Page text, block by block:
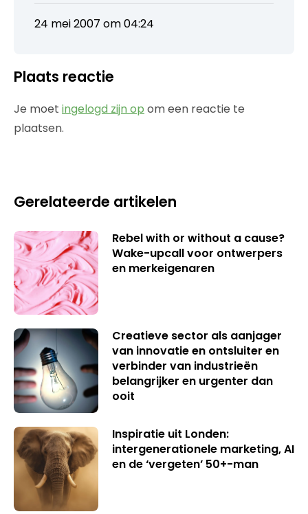
24 mei 2007 om 04:24
Plaats reactie
Je moet ingelogd zijn op om een reactie te
plaatsen.
Gerelateerde artikelen
Rebel with or without a cause?
Wake-upcall voor ontwerpers
en merkeigenaren
Creatieve sector als aanjager
van innovatie en ontsluiter en
verbinder van industrieën
belangrijker en urgenter dan
ooit
Inspiratie uit Londen:
intergenerationele marketing, AI
en de ‘vergeten’ 50+-man